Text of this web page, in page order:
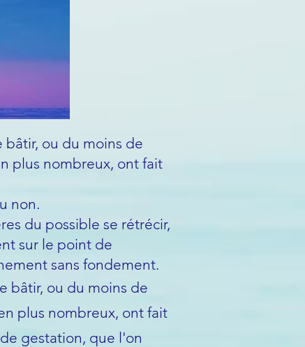
bâtir, ou du moins de
plus nombreux, ont fait
non.
du possible se rétrécir,
sur le point de
sans fondement.
bâtir, ou du moins de
plus nombreux, ont fait
gestation, que l'on